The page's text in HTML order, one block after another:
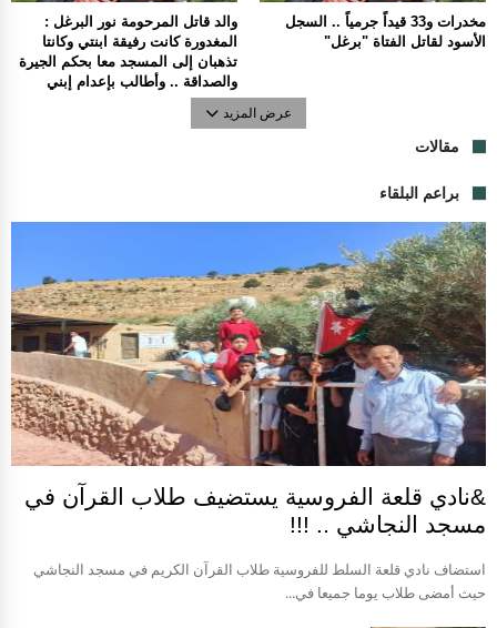
والد قاتل المرحومة نور البرغل :
المغدورة كانت رفيقة ابنتي وكانتا
تذهبان إلى المسجد معا بحكم الجيرة
والصداقة .. وأطالب بإعدام إبني
مخدرات و33 قيداً جرمياً .. السجل
الأسود لقاتل الفتاة "برغل"
عرض المزيد
مقالات
براعم البلقاء
&نادي قلعة الفروسية يستضيف طلاب القرآن في
مسجد النجاشي .. !!!
استضاف نادي قلعة السلط للفروسية طلاب القرآن الكريم في مسجد النجاشي
حيث أمضى طلاب يوما جميعا في...